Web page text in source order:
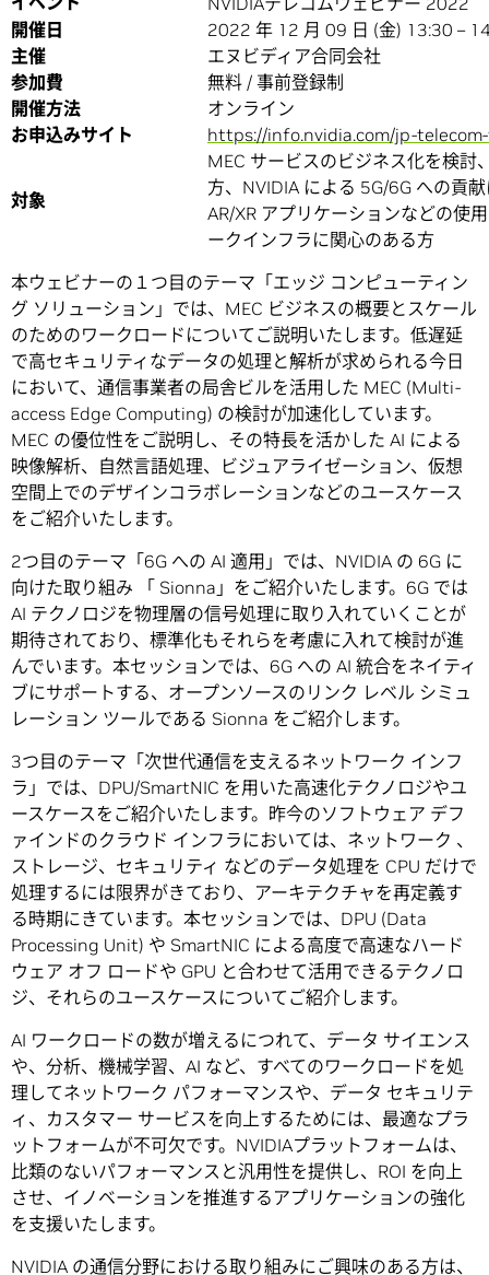
開催日
2022 年 12 月 09 日 (金) 13:30 –
主催
エヌビディア合同会社
参加費
無料 / 事前登録制
開催方法
オンライン
お申込みサイト
https://info.nvidia.com/jp-
対象
MEC サービスのビジネス化を検討
方、NVIDIA による 5G/6G への貢
AR/XR アプリケーションなどの使
ークインフラに関心のある方
本ウェビナーの１つ目のテーマ「エッジ コンピューティン
グ ソリューション」では、MEC ビジネスの概要とスケール
のためのワークロードについてご説明いたします。低遅延
で高セキュリティなデータの処理と解析が求められる今日
において、通信事業者の局舎ビルを活用した MEC (Multi-
access Edge Computing) の検討が加速化しています。
MEC の優位性をご説明し、その特長を活かした AI による
映像解析、自然言語処理、ビジュアライゼーション、仮想
空間上でのデザインコラボレーションなどのユースケース
をご紹介いたします。
2つ目のテーマ「6G への AI 適用」では、NVIDIA の 6G に
向けた取り組み 「 Sionna」をご紹介いたします。6G では
AI テクノロジを物理層の信号処理に取り入れていくことが
期待されており、標準化もそれらを考慮に入れて検討が進
んでいます。本セッションでは、6G への AI 統合をネイティ
ブにサポートする、オープンソースのリンク レベル シミュ
レーション ツールである Sionna をご紹介します。
3つ目のテーマ「次世代通信を支えるネットワーク インフ
ラ」では、DPU/SmartNIC を用いた高速化テクノロジやユ
ースケースをご紹介いたします。昨今のソフトウェア デフ
ァインドのクラウド インフラにおいては、ネットワーク 、
ストレージ、セキュリティ などのデータ処理を CPU だけで
処理するには限界がきており、アーキテクチャを再定義す
る時期にきています。本セッションでは、DPU (Data
Processing Unit) や SmartNIC による高度で高速なハード
ウェア オフ ロードや GPU と合わせて活用できるテクノロ
ジ、それらのユースケースについてご紹介します。
AI ワークロードの数が増えるにつれて、データ サイエンス
や、分析、機械学習、AI など、すべてのワークロードを処
理してネットワーク パフォーマンスや、データ セキュリテ
ィ、カスタマー サービスを向上するためには、最適なプラ
ットフォームが不可欠です。NVIDIAプラットフォームは、
比類のないパフォーマンスと汎用性を提供し、ROI を向上
させ、イノベーションを推進するアプリケーションの強化
を支援いたします。
NVIDIA の通信分野における取り組みにご興味のある方は、